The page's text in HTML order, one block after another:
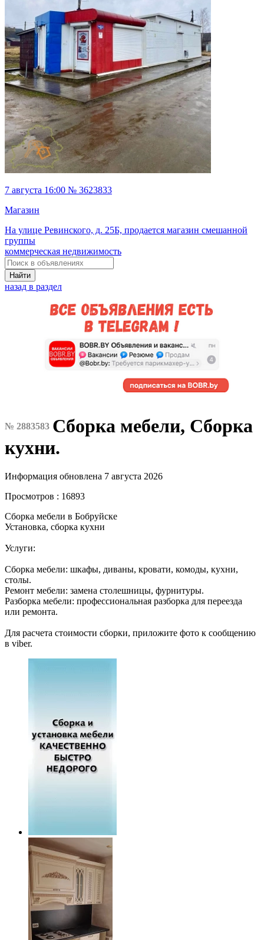
7 августа 16:00 № 3623833
Магазин
На улице Ревинского, д. 25Б, продается магазин смешанной
группы
коммерческая недвижимость
Найти
назад в раздел
№ 2883583 Сборка мебели, Сборка
кухни.
Информация обновлена 7 августа 2026
Просмотров : 16893
Сборка мебели в Бобруйске
Установка, сборка кухни
Услуги:
Сборка мебели: шкафы, диваны, кровати, комоды, кухни,
столы.
Ремонт мебели: замена столешницы, фурнитуры.
Разборка мебели: профессиональная разборка для переезда
или ремонта.
Для расчета стоимости сборки, приложите фото к сообщению
в viber.